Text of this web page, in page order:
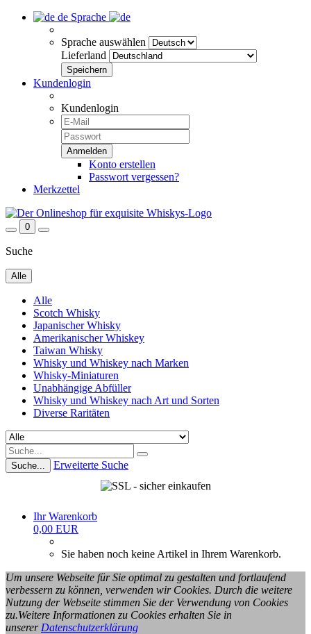
de Sprache
Sprache auswählen
Lieferland
Kundenlogin
Kundenlogin
Konto erstellen
Passwort vergessen?
Merkzettel
0
Suche
Alle
Alle
Scotch Whisky
Japanischer Whisky
Amerikanischer Whiskey
Taiwan Whisky
Whisky und Whiskey nach Marken
Whisky-Miniaturen
Unabhängige Abfüller
Whisky und Whiskey nach Art und Sorten
Diverse Raritäten
Suche... Erweiterte Suche
Ihr Warenkorb
0,00 EUR
Sie haben noch keine Artikel in Ihrem Warenkorb.
Um unsere Webseite für Sie optimal zu gestalten und fortlaufend
verbessern zu können, verwenden wir Cookies. Durch die weitere
Nutzung der Webseite stimmen Sie der Verwendung von Cookies
zu.Weitere Informationen zu Cookies erhalten Sie in
unserer Datenschutzerklärung